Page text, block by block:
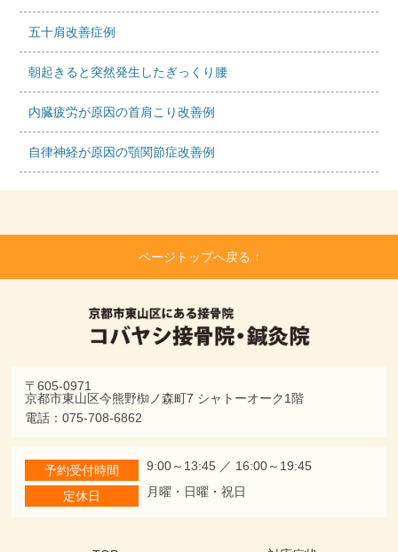
五十肩改善症例
朝起きると突然発生したぎっくり腰
内臓疲労が原因の首肩こり改善例
自律神経が原因の顎関節症改善例
ページトップへ戻る ↑
〒605-0971
京都市東山区今熊野椥ノ森町7 シャトーオーク1階
電話：075-708-6862
予約受付時間 9:00～13:45 ／ 16:00～19:45
定休日 月曜・日曜・祝日